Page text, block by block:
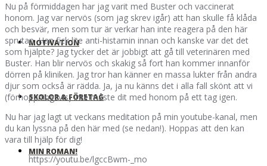
MOTIVATION
SKOLOR & FÖRETAG
MIN ROMAN!
Nu på förmiddagen har jag varit med Buster och vaccinerat
honom. Jag var nervös (som jag skrev igår) att han skulle få klåda
och besvär, men som tur är verkar han inte reagera på den här
sprutan. Han fick lite anti-histamin innan och kanske var det det
som hjälpte? Jag tycker det är jobbigt att gå till veterinären med
Buster. Han blir nervös och skakig så fort han kommer innanför
dörren på kliniken. Jag tror han känner en massa lukter från andra
djur som också är rädda. Ja, ja nu känns det i alla fall skönt att vi
(förhoppningsvis) inte måste dit med honom på ett tag igen.
Nu har jag lagt ut veckans meditation på min youtube-kanal, men
du kan lyssna på den här med (se nedan!). Hoppas att den kan
vara till hjälp för dig!
https://youtu.be/lgccBwm-_mo